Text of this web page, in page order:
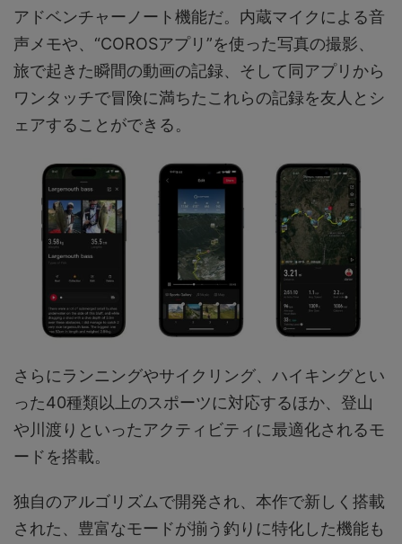
アドベンチャーノート機能だ。内蔵マイクによる音
声メモや、“COROSアプリ”を使った写真の撮影、
旅で起きた瞬間の動画の記録、そして同アプリから
ワンタッチで冒険に満ちたこれらの記録を友人とシ
ェアすることができる。
さらにランニングやサイクリング、ハイキングとい
った40種類以上のスポーツに対応するほか、登山
や川渡りといったアクティビティに最適化されるモ
ードを搭載。
独自のアルゴリズムで開発され、本作で新しく搭載
された、豊富なモードが揃う釣りに特化した機能も